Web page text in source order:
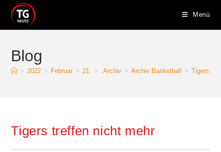
Inhalt
springen
Menü
Blog
> 2022 > Februar > 21. > .Archiv > Archiv Basketball > Tigers
Tigers treffen nicht mehr